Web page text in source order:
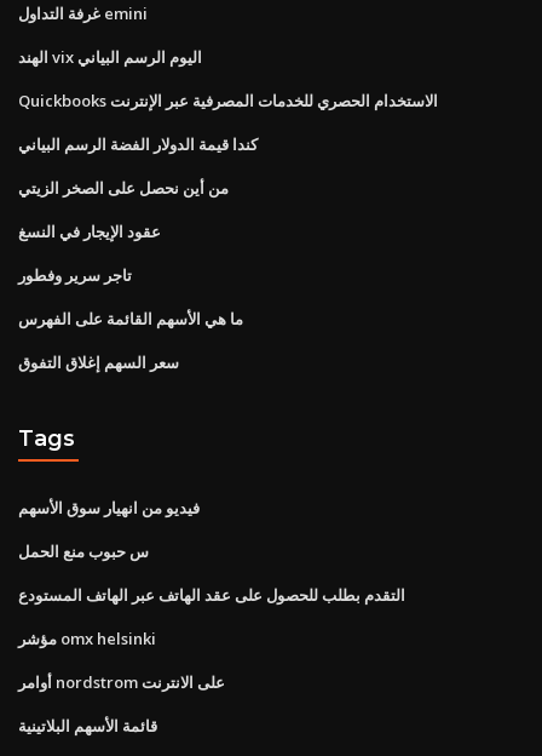
غرفة التداول emini
الهند vix اليوم الرسم البياني
Quickbooks الاستخدام الحصري للخدمات المصرفية عبر الإنترنت
كندا قيمة الدولار الفضة الرسم البياني
من أين نحصل على الصخر الزيتي
عقود الإيجار في النسغ
تاجر سرير وفطور
ما هي الأسهم القائمة على الفهرس
سعر السهم إغلاق التفوق
Tags
فيديو من انهيار سوق الأسهم
س حبوب منع الحمل
التقدم بطلب للحصول على عقد الهاتف عبر الهاتف المستودع
مؤشر omx helsinki
أوامر nordstrom على الانترنت
قائمة الأسهم البلاتينية